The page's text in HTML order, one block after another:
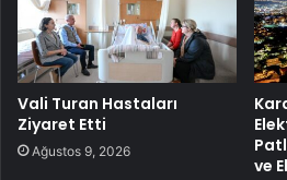
Vali Turan Hastaları
Ziyaret Etti
Ağustos 9, 2026
ve